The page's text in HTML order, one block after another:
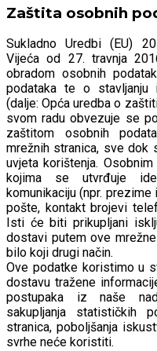
Zaštita osobnih
Sukladno Uredbi (EU)
Vijeća od 27. travnja
obradom osobnih
podataka te o stavljanju
(dalje: Opća uredba o
svom radu obvezuje se
zaštitom osobnih
mrežnih stranica, sve dok
uvjeta korištenja.
kojima se utvrđuje
komunikaciju (npr.
pošte, kontakt brojevi
Isti će biti prikupljani
dostavi putem ove
bilo koji drugi način.
Ove podatke koristimo u
dostavu tražene
postupaka iz naše
sakupljanja statističkih
stranica, poboljšanja
svrhe neće koristiti.